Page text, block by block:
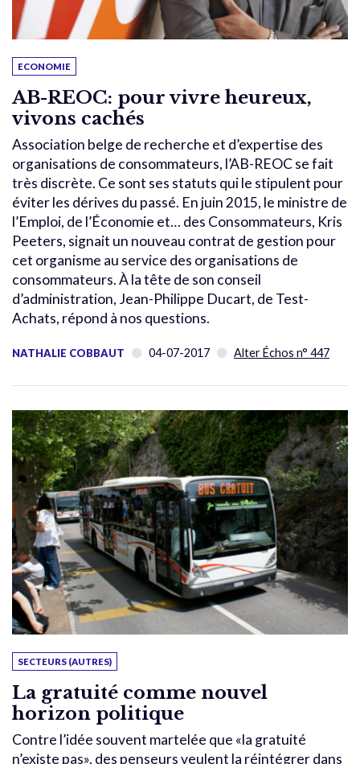
ECONOMIE
AB-REOC: pour vivre heureux,
vivons cachés
Association belge de recherche et d’expertise des
organisations de consommateurs, l’AB-REOC se fait
très discrète. Ce sont ses statuts qui le stipulent pour
éviter les dérives du passé. En juin 2015, le ministre de
l’Emploi, de l’Économie et… des Consommateurs, Kris
Peeters, signait un nouveau contrat de gestion pour
cet organisme au service des organisations de
consommateurs. À la tête de son conseil
d’administration, Jean-Philippe Ducart, de Test-
Achats, répond à nos questions.
NATHALIE COBBAUT 04-07-2017 Alter Échos n° 447
SECTEURS (AUTRES)
La gratuité comme nouvel
horizon politique
Contre l’idée souvent martelée que «la gratuité
n’existe pas», des penseurs veulent la réintégrer dans